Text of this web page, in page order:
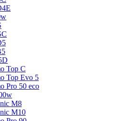
Top C
Top Evo 5
Pro 50 eco
M8
M10